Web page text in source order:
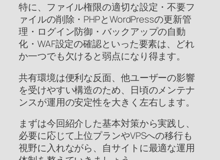
特に、ファイル権限の適切な設定・不要フ
ァイルの削除・PHPとWordPressの更新管
理・ログイン防御・バックアップの自動
化・WAF設定の確認といった要素は、どれ
か一つでも欠けると弱点になり得ます。
共有環境は便利な反面、他ユーザーの影響
を受けやすい構造のため、日頃のメンテナ
ンスが運用の安定性を大きく左右します。
まずは今回紹介した基本対策から実践し、
必要に応じて上位プランやVPSへの移行も
視野に入れながら、自サイトに最適な運用